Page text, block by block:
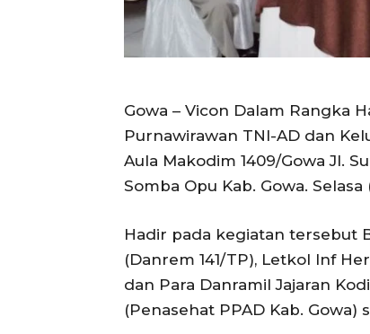
Gowa – Vicon Dalam Rangka
Purnawirawan TNI-AD dan
Aula Makodim 1409/Gowa Jl.
Somba Opu Kab. Gowa. Selasa
Hadir pada kegiatan tersebut
(Danrem 141/TP), Letkol Inf
dan Para Danramil Jajaran
(Penasehat PPAD Kab. Gowa)